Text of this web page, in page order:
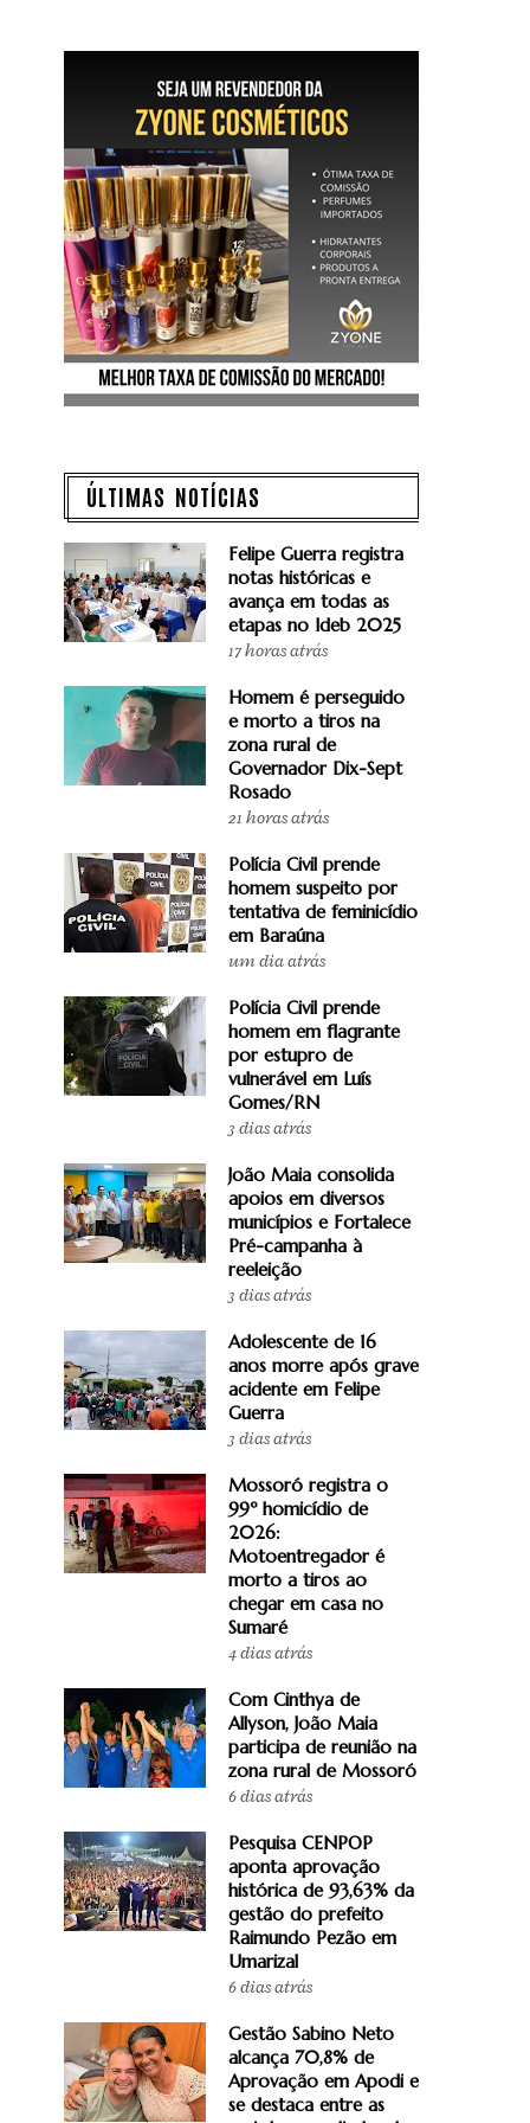
ÚLTIMAS NOTÍCIAS
Felipe Guerra registra
notas históricas e
avança em todas as
etapas no Ideb 2025
17 horas atrás
Homem é perseguido
e morto a tiros na
zona rural de
Governador Dix-Sept
Rosado
21 horas atrás
Polícia Civil prende
homem suspeito por
tentativa de feminicídio
em Baraúna
um dia atrás
Polícia Civil prende
homem em flagrante
por estupro de
vulnerável em Luís
Gomes/RN
3 dias atrás
João Maia consolida
apoios em diversos
municípios e Fortalece
Pré-campanha à
reeleição
3 dias atrás
Adolescente de 16
anos morre após grave
acidente em Felipe
Guerra
3 dias atrás
Mossoró registra o
99º homicídio de
2026:
Motoentregador é
morto a tiros ao
chegar em casa no
Sumaré
4 dias atrás
Com Cinthya de
Allyson, João Maia
participa de reunião na
zona rural de Mossoró
6 dias atrás
Pesquisa CENPOP
aponta aprovação
histórica de 93,63% da
gestão do prefeito
Raimundo Pezão em
Umarizal
6 dias atrás
Gestão Sabino Neto
alcança 70,8% de
Aprovação em Apodi e
se destaca entre as